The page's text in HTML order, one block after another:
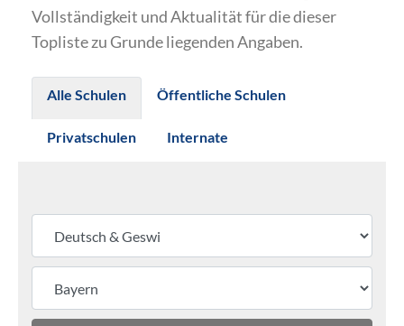
Vollständigkeit und Aktualität für die dieser
Topliste zu Grunde liegenden Angaben.
Alle Schulen Öffentliche Schulen
Privatschulen Internate